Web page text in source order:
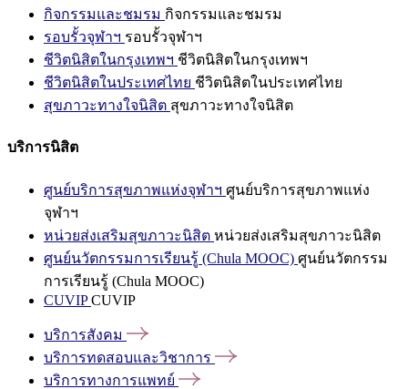
กิจกรรมและชมรม กิจกรรมและชมรม
รอบรั้วจุฬาฯ รอบรั้วจุฬาฯ
ชีวิตนิสิตในกรุงเทพฯ ชีวิตนิสิตในกรุงเทพฯ
ชีวิตนิสิตในประเทศไทย ชีวิตนิสิตในประเทศไทย
สุขภาวะทางใจนิสิต สุขภาวะทางใจนิสิต
บริการนิสิต
ศูนย์บริการสุขภาพแห่งจุฬาฯ ศูนย์บริการสุขภาพแห่ง
จุฬาฯ
หน่วยส่งเสริมสุขภาวะนิสิต หน่วยส่งเสริมสุขภาวะนิสิต
ศูนย์นวัตกรรมการเรียนรู้ (Chula MOOC) ศูนย์นวัตกรรม
การเรียนรู้ (Chula MOOC)
CUVIPCUVIP
บริการสังคม
บริการทดสอบและวิชาการ
บริการทางการแพทย์